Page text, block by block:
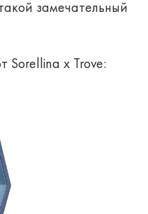
замечательный
Sorellina x Trove: